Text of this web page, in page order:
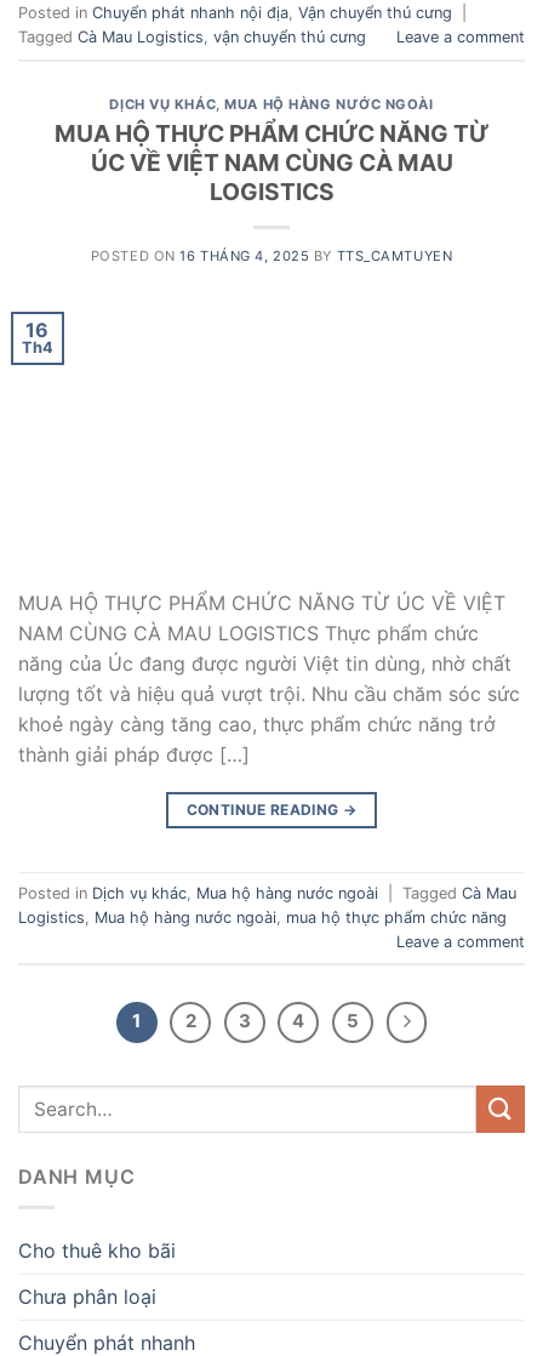
Posted in Chuyển phát nhanh nội địa, Vận chuyển thú cưng
Tagged Cà Mau Logistics, vận chuyển thú cưng Leave a comment
DỊCH VỤ KHÁC,MUA HỘ HÀNG NƯỚC NGOÀI
MUA HỘ THỰC PHẨM CHỨC NĂNG TỪ
ÚC VỀ VIỆT NAM CÙNG CÀ MAU
LOGISTICS
POSTED ON16 THÁNG 4, 2025 BY TTS_CAMTUYEN
16
Th4
MUA HỘ THỰC PHẨM CHỨC NĂNG TỪ ÚC VỀ VIỆT
NAM CÙNG CÀ MAU LOGISTICS Thực phẩm chức
năng của Úc đang được người Việt tin dùng, nhờ chất
lượng tốt và hiệu quả vượt trội. Nhu cầu chăm sóc sức
khoẻ ngày càng tăng cao, thực phẩm chức năng trở
thành giải pháp được […]
CONTINUE READING →
Posted in Dịch vụ khác Mua hộ hàng nước ngoài Tagged Cà Mau
Logistics
Mua hộ hàng nước ngoài mua hộ thực phẩm chức năng
Leave a comment
1 2 3 4 5
DANH MỤC
Cho thuê kho bãi
Chưa phân loại
Chuyển phát nhanh